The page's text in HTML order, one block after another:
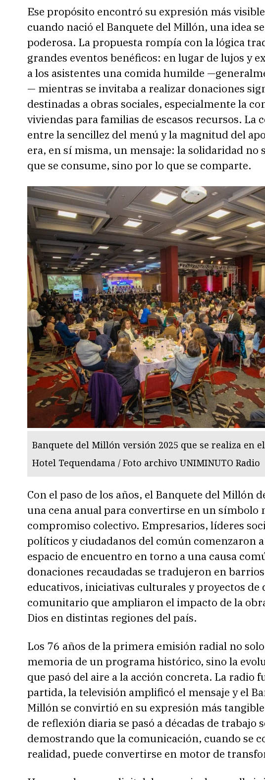
Ese propósito encontró su expresión más
cuando nació el Banquete del Millón, una idea
poderosa. La propuesta rompía con la lógica
grandes eventos benéficos: en lugar de lujos y
a los asistentes una comida humilde
— mientras se invitaba a realizar donaciones
destinadas a obras sociales, especialmente la
viviendas para familias de escasos recursos. La
entre la sencillez del menú y la magnitud del
era, en sí misma, un mensaje: la solidaridad no
que se consume, sino por lo que se comparte.
Banquete del Millón versión 2025 que se realiza en
Hotel Tequendama / Foto archivo UNIMINUTO Radio
Con el paso de los años, el Banquete del Millón
una cena anual para convertirse en un símbolo
compromiso colectivo. Empresarios, líderes
políticos y ciudadanos del común comenzaron
espacio de encuentro en torno a una causa
donaciones recaudadas se tradujeron en
educativos, iniciativas culturales y proyectos de
comunitario que ampliaron el impacto de la
Dios en distintas regiones del país.
Los 76 años de la primera emisión radial no
memoria de un programa histórico, sino la
que pasó del aire a la acción concreta. La radio
partida, la televisión amplificó el mensaje y el
Millón se convirtió en su expresión más
de reflexión diaria se pasó a décadas de trabajo
demostrando que la comunicación, cuando se
realidad, puede convertirse en motor de